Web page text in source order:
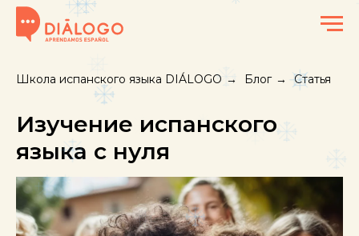
Школа испанского языка DIÁLOGO → Блог → Статья
Изучение испанского
языка с нуля